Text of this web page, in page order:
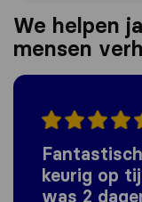
We helpen
mensen
keurig op
was 2